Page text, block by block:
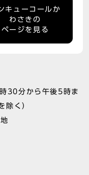
キューコールか
わさきの
ページを見る
30分から午後5時ま
除く）